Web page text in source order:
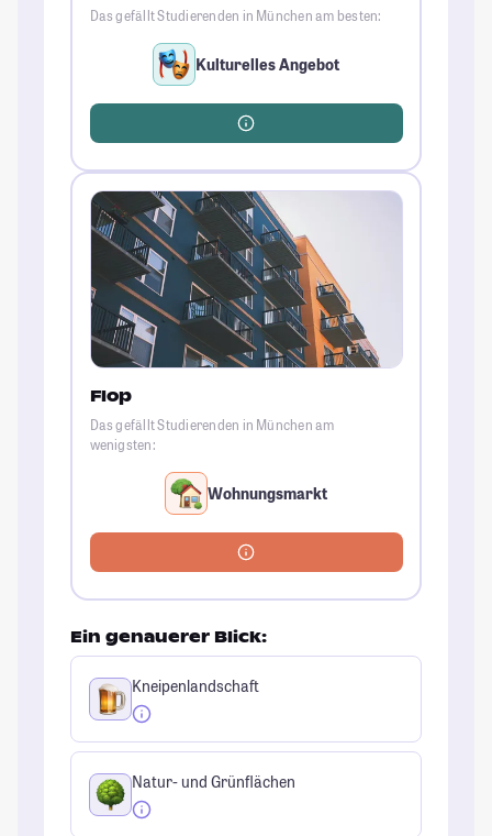
Das gefällt Studierenden in München am besten:
Kulturelles Angebot
Flop
Das gefällt Studierenden in München am
wenigsten:
Wohnungsmarkt
Ein genauerer Blick:
Kneipenlandschaft
Natur- und Grünflächen